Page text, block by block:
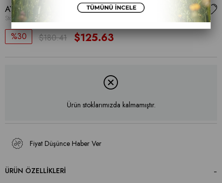
AYAKKABI
Stok Kodu
30 $180.41 $125.63
Ürün stoklarımızda kalmamıştır.
Fiyat Düşünce Haber Ver
ÜRÜN ÖZELLIKLERI